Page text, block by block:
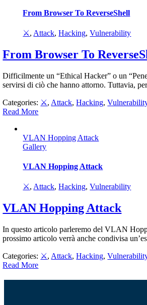
From Browser To ReverseShell
⚔️, Attack,Hacking,Vulnerability
From Browser To
Difficilmente un “Ethical Hacker” o un
servirsi di ciò che hanno attorno. Tuttavia,
Categories: ⚔️, Attack,Hacking,
Read More
VLAN Hopping Attack
Gallery
VLAN Hopping Attack
⚔️, Attack,Hacking,Vulnerability
VLAN Hopping Attack
In questo articolo parleremo del VLAN
prossimo articolo verrà anche condivisa
Categories: ⚔️, Attack,Hacking,
Read More